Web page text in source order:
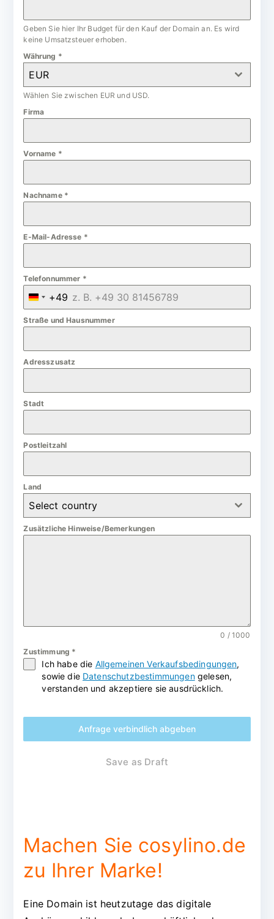
Geben Sie hier Ihr Budget für den Kauf der Domain an. Es wird
keine Umsatzsteuer erhoben.
Währung *
EUR
Wählen Sie zwischen EUR und USD.
Firma
Vorname *
Nachname *
E-Mail-Adresse *
Telefonnummer *
G
e
m
a
y
+49
Straße und Hausnummer
Adresszusatz
Stadt
Postleitzahl
Land
Select country
Zusätzliche Hinweise/Bemerkungen
0 / 1000
Zustimmung *
Ich habe die Allgemeinen Verkaufsbedingungen,
sowie die Datenschutzbestimmungengelesen,
verstanden und akzeptiere sie ausdrücklich.
Anfrage verbindlich abgeben
Save as Draft
Machen Sie cosylino.de
zu Ihrer Marke!
Eine Domain ist heutzutage das digitale